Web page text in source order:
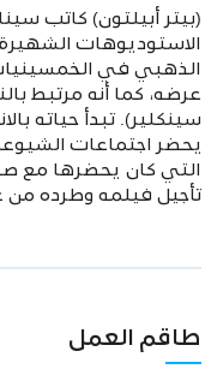
(بيتر أبيلتون) كاتب
الاستوديوهات
الذهبي في
عرضه، كما أنه مرتبط
سينكلير). تبدأ حياته
يحضر اجتماعات
التي كان يحضرها مع
تأجيل فيلمه وطرده من
طاقم العمل